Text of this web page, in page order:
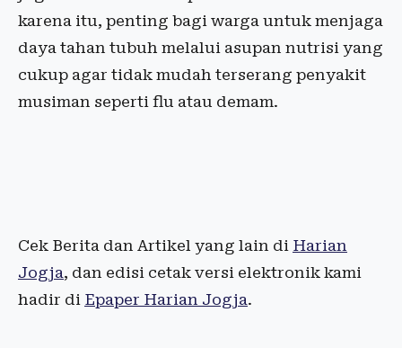
karena itu, penting bagi warga untuk menjaga
daya tahan tubuh melalui asupan nutrisi yang
cukup agar tidak mudah terserang penyakit
musiman seperti flu atau demam.
Cek Berita dan Artikel yang lain di Harian
Jogja, dan edisi cetak versi elektronik kami
hadir di Epaper Harian Jogja.